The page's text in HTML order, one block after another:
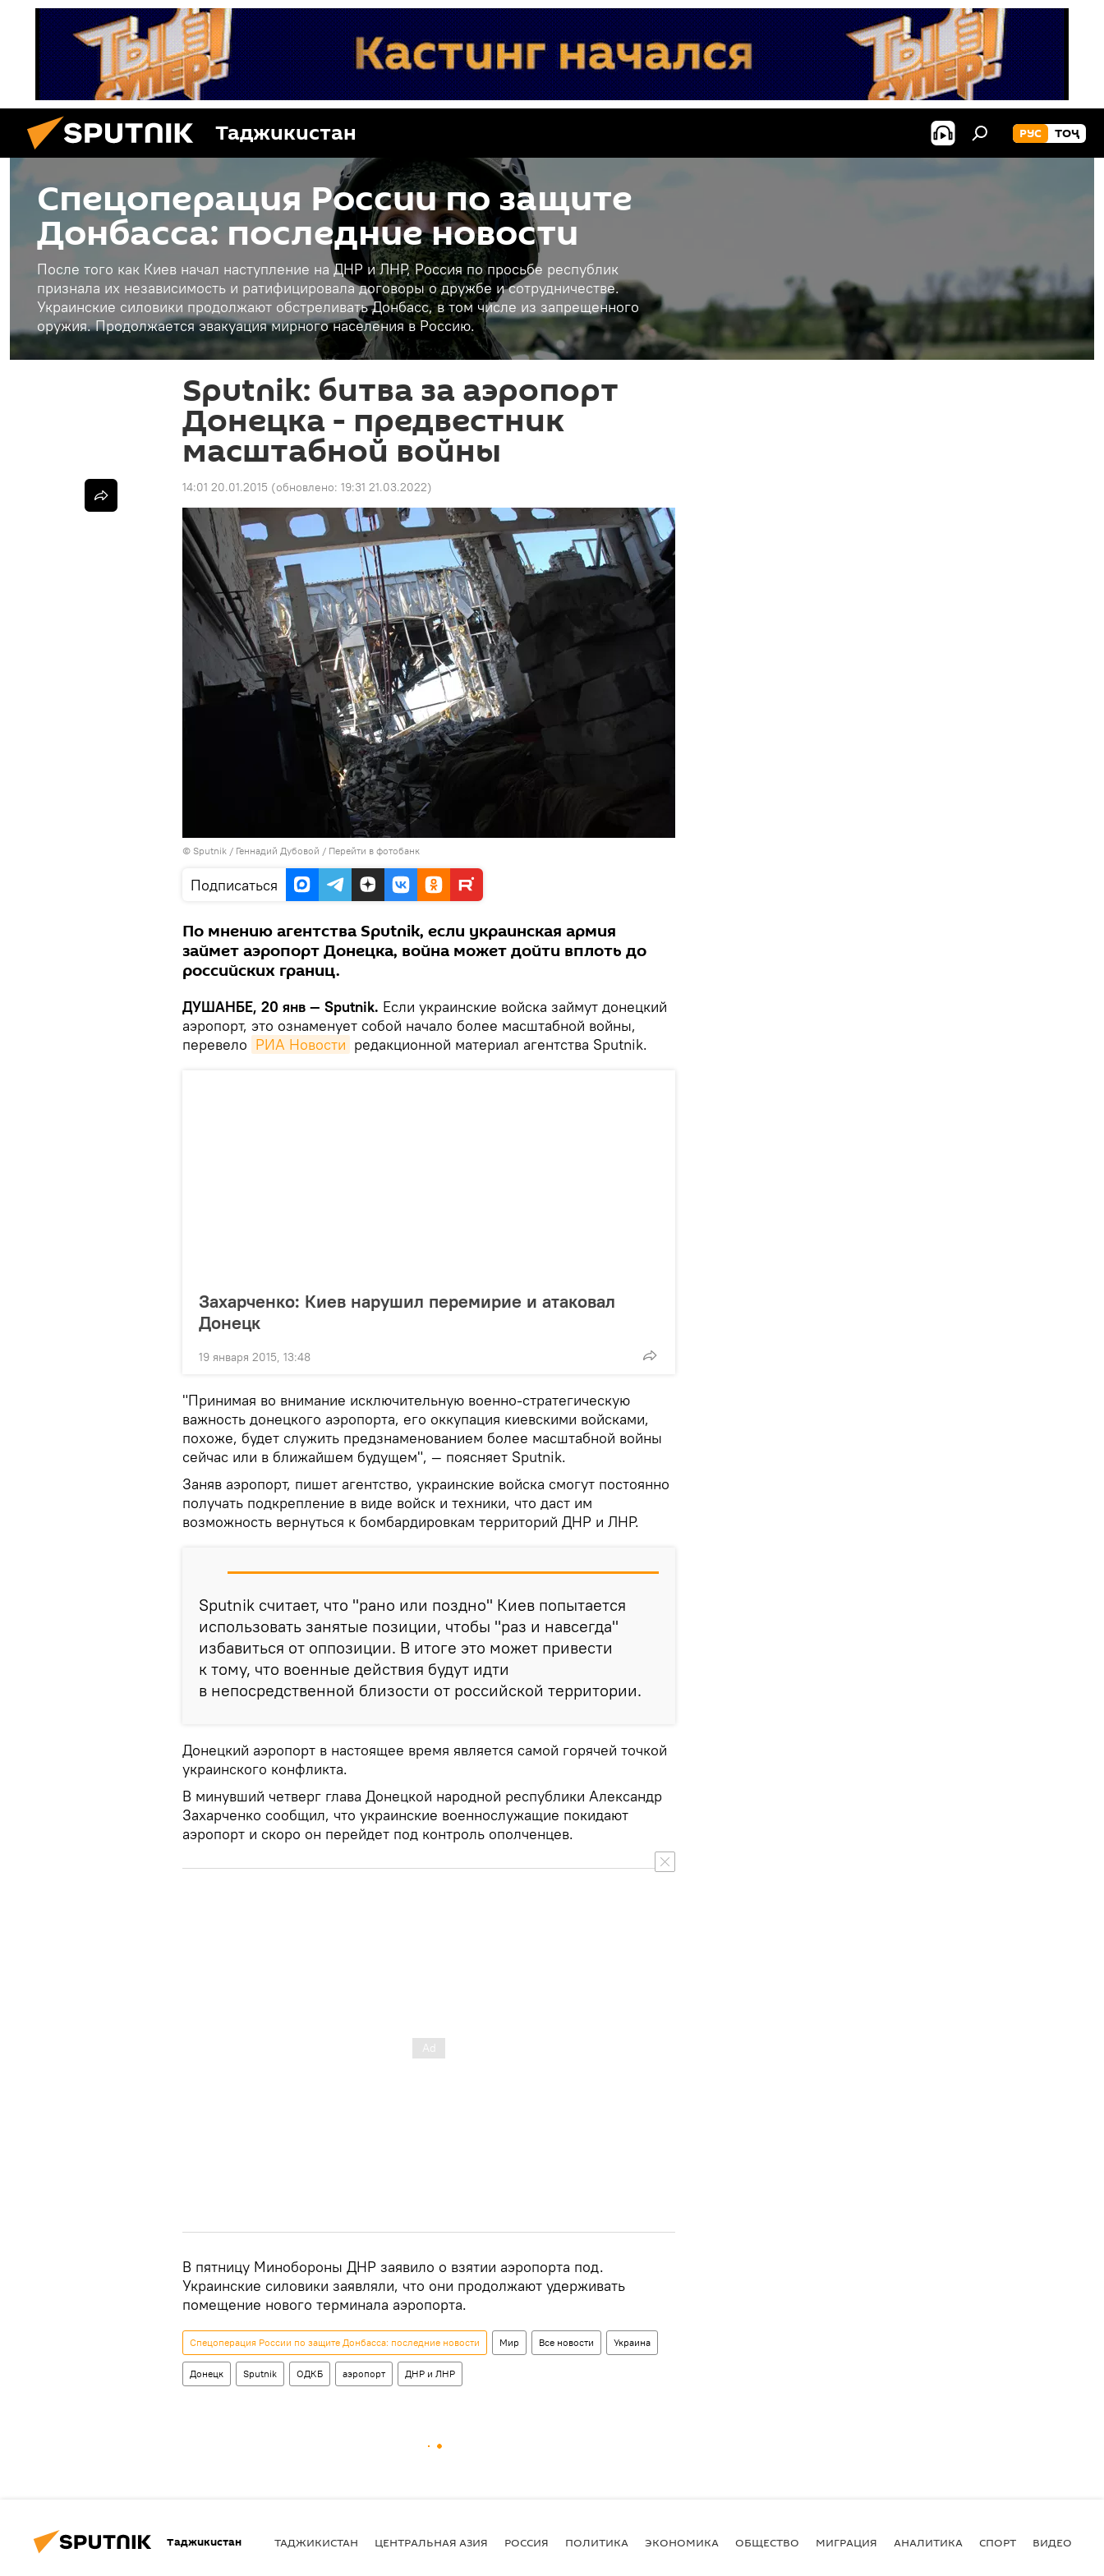
Таджикистан РУС ТОҶ
Спецоперация России по защите
Донбасса: последние новости
После того как Киев начал наступление на ДНР и ЛНР, Россия по просьбе республик
признала их независимость и ратифицировала договоры о дружбе и сотрудничестве.
Украинские силовики продолжают обстреливать Донбасс, в том числе из запрещенного
оружия. Продолжается эвакуация мирного населения в Россию.
Sputnik: битва за аэропорт
Донецка - предвестник
масштабной войны
14:01 20.01.2015 (обновлено: 19:31 21.03.2022)
© Sputnik / Геннадий Дубовой / Перейти в фотобанк
Подписаться
По мнению агентства Sputnik, если украинская армия
займет аэропорт Донецка, война может дойти вплоть до
российских границ.
ДУШАНБЕ, 20 янв — Sputnik. Если украинские войска займут донецкий
аэропорт, это ознаменует собой начало более масштабной войны,
перевело РИА Новости редакционной материал агентства Sputnik.
Захарченко: Киев нарушил перемирие и атаковал
Донецк
19 января 2015, 13:48
"Принимая во внимание исключительную военно-стратегическую
важность донецкого аэропорта, его оккупация киевскими войсками,
похоже, будет служить предзнаменованием более масштабной войны
сейчас или в ближайшем будущем", — поясняет Sputnik.
Заняв аэропорт, пишет агентство, украинские войска смогут постоянно
получать подкрепление в виде войск и техники, что даст им
возможность вернуться к бомбардировкам территорий ДНР и ЛНР.
Sputnik считает, что "рано или поздно" Киев попытается
использовать занятые позиции, чтобы "раз и навсегда"
избавиться от оппозиции. В итоге это может привести
к тому, что военные действия будут идти
в непосредственной близости от российской территории.
Донецкий аэропорт в настоящее время является самой горячей точкой
украинского конфликта.
В минувший четверг глава Донецкой народной республики Александр
Захарченко сообщил, что украинские военнослужащие покидают
аэропорт и скоро он перейдет под контроль ополченцев.
В пятницу Минобороны ДНР заявило о взятии аэропорта под.
Украинские силовики заявляли, что они продолжают удерживать
помещение нового терминала аэропорта.
Спецоперация России по защите Донбасса: последние новости Мир Все новости Украина
Донецк Sputnik ОДКБ аэропорт ДНР и ЛНР
Таджикистан ТАДЖИКИСТАН ЦЕНТРАЛЬНАЯ АЗИЯ РОССИЯ ПОЛИТИКА ЭКОНОМИКА ОБЩЕСТВО МИГРАЦИЯ АНАЛИТИКА СПОРТ ВИДЕО